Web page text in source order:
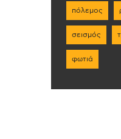
πόλεμος
σεισμός
φωτιά